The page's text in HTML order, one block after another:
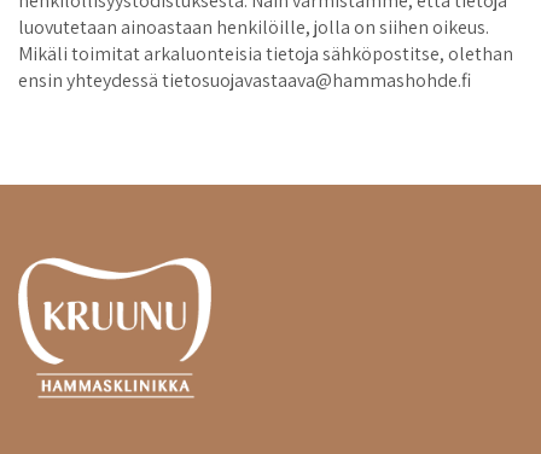
luovutetaan ainoastaan henkilöille, jolla on siihen oikeus.
Mikäli toimitat arkaluonteisia tietoja sähköpostitse, olethan
ensin yhteydessä tietosuojavastaava@hammashohde.fi